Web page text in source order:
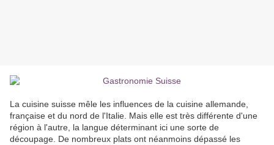
La cuisine suisse mêle les influences de la cuisine allemande,
française et du nord de l'Italie. Mais elle est très différente d'une
région à l'autre, la langue déterminant ici une sorte de
découpage. De nombreux plats ont néanmoins dépassé les